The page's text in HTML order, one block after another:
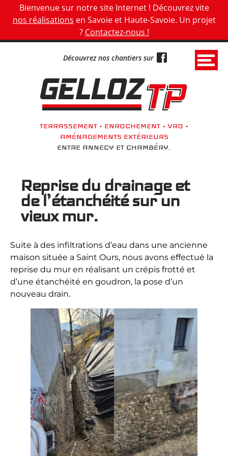
Bienvenue sur notre site Internet ! Découvrez vite
nos réalisations en Savoie et Haute-Savoie. Un projet
? Contactez-nous !
Découvrez nos chantiers sur
G
e
•
T
e
r
a
s
s
e
E
n
r
o
c
h
e
m
TERRASSEMENT • ENROCHEMENT • VRD •
AMÉNAGEMENTS EXTÉRIEURS
ENTRE ANNECY ET CHAMBÉRY.
Reprise du drainage et
de l’étanchéité sur un
vieux mur.
Suite à des infiltrations d’eau dans une ancienne
maison située a Saint Ours, nous avons effectué la
reprise du mur en réalisant un crépis frotté et
d’une étanchéité en goudron, la pose d’un
nouveau drain.
Panneau de gestion des cookies